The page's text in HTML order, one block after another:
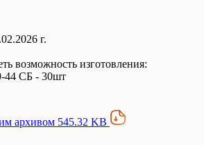
г.
возможность изготовления:
44 СБ - 30шт
архивом 545.32 KB